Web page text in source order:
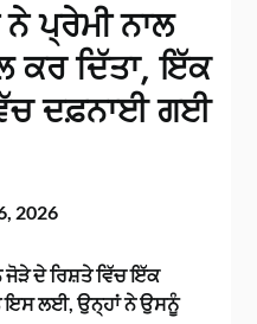
ਨੇ ਪ੍ਰੇਮੀ ਨਾਲ
ਕਰ ਦਿੱਤਾ, ਇੱਕ
ਦਫ਼ਨਾਈ ਗਈ
2026
ਦੇ ਰਿਸ਼ਤੇ ਵਿੱਚ ਇੱਕ
ਇਸ ਲਈ, ਉਨ੍ਹਾਂ ਨੇ ਉਸਨੂੰ